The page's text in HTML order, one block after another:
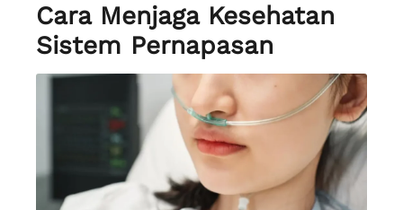
Cara Menjaga Kesehatan
Sistem Pernapasan